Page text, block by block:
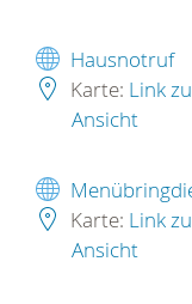
Hausnotruf
Karte: Link
Ansicht
Karte: Link
Ansicht